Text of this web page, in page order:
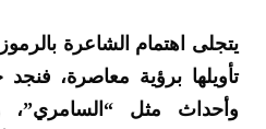
يتجلى اهتمام الشاعرة بالرموز
تأويلها برؤية معاصرة،
وأحداث مثل “السامري”،